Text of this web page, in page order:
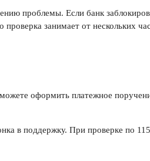
проблемы. Если банк
занимает от нескольких
оформить платежное
в поддержку. При проверке по